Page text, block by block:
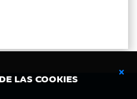
LAS COOKIES